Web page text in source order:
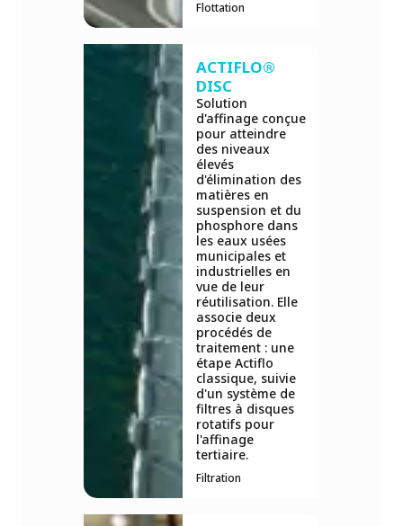
Flottation
ACTIFLO®
DISC
Solution
d'affinage conçue
pour atteindre
des niveaux
élevés
d'élimination des
matières en
suspension et du
phosphore dans
les eaux usées
municipales et
industrielles en
vue de leur
réutilisation. Elle
associe deux
procédés de
traitement : une
étape Actiflo
classique, suivie
d'un système de
filtres à disques
rotatifs pour
l'affinage
tertiaire.
Filtration